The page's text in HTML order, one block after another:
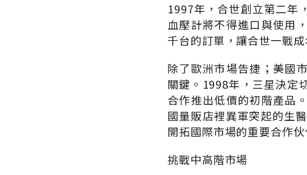
1997年，合世創立第二年
血壓計將不得進口與使用
千台的訂單，讓合世一戰成
除了歐洲市場告捷；美國
關鍵。1998年，三星決定
合作推出低價的初階產品
國量販店裡異軍突起的生
開拓國際市場的重要合作伙
挑戰中高階市場